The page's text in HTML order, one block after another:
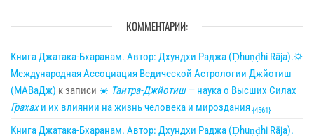
КОММЕНТАРИИ:
Книга Джатака-Бхаранам. Автор: Дхундхи Раджа (Ḍhuṇḍhi Rāja).🌣
Международная Ассоциация Ведической Астрологии Джйотиш
(МАВаДж) к записи ☀ Тантра-Джйотиш— наука о Высших Силах
Грахахи их влиянии на жизнь человека и мироздания {4561}
Книга Джатака-Бхаранам. Автор: Дхундхи Раджа (Ḍhuṇḍhi Rāja).